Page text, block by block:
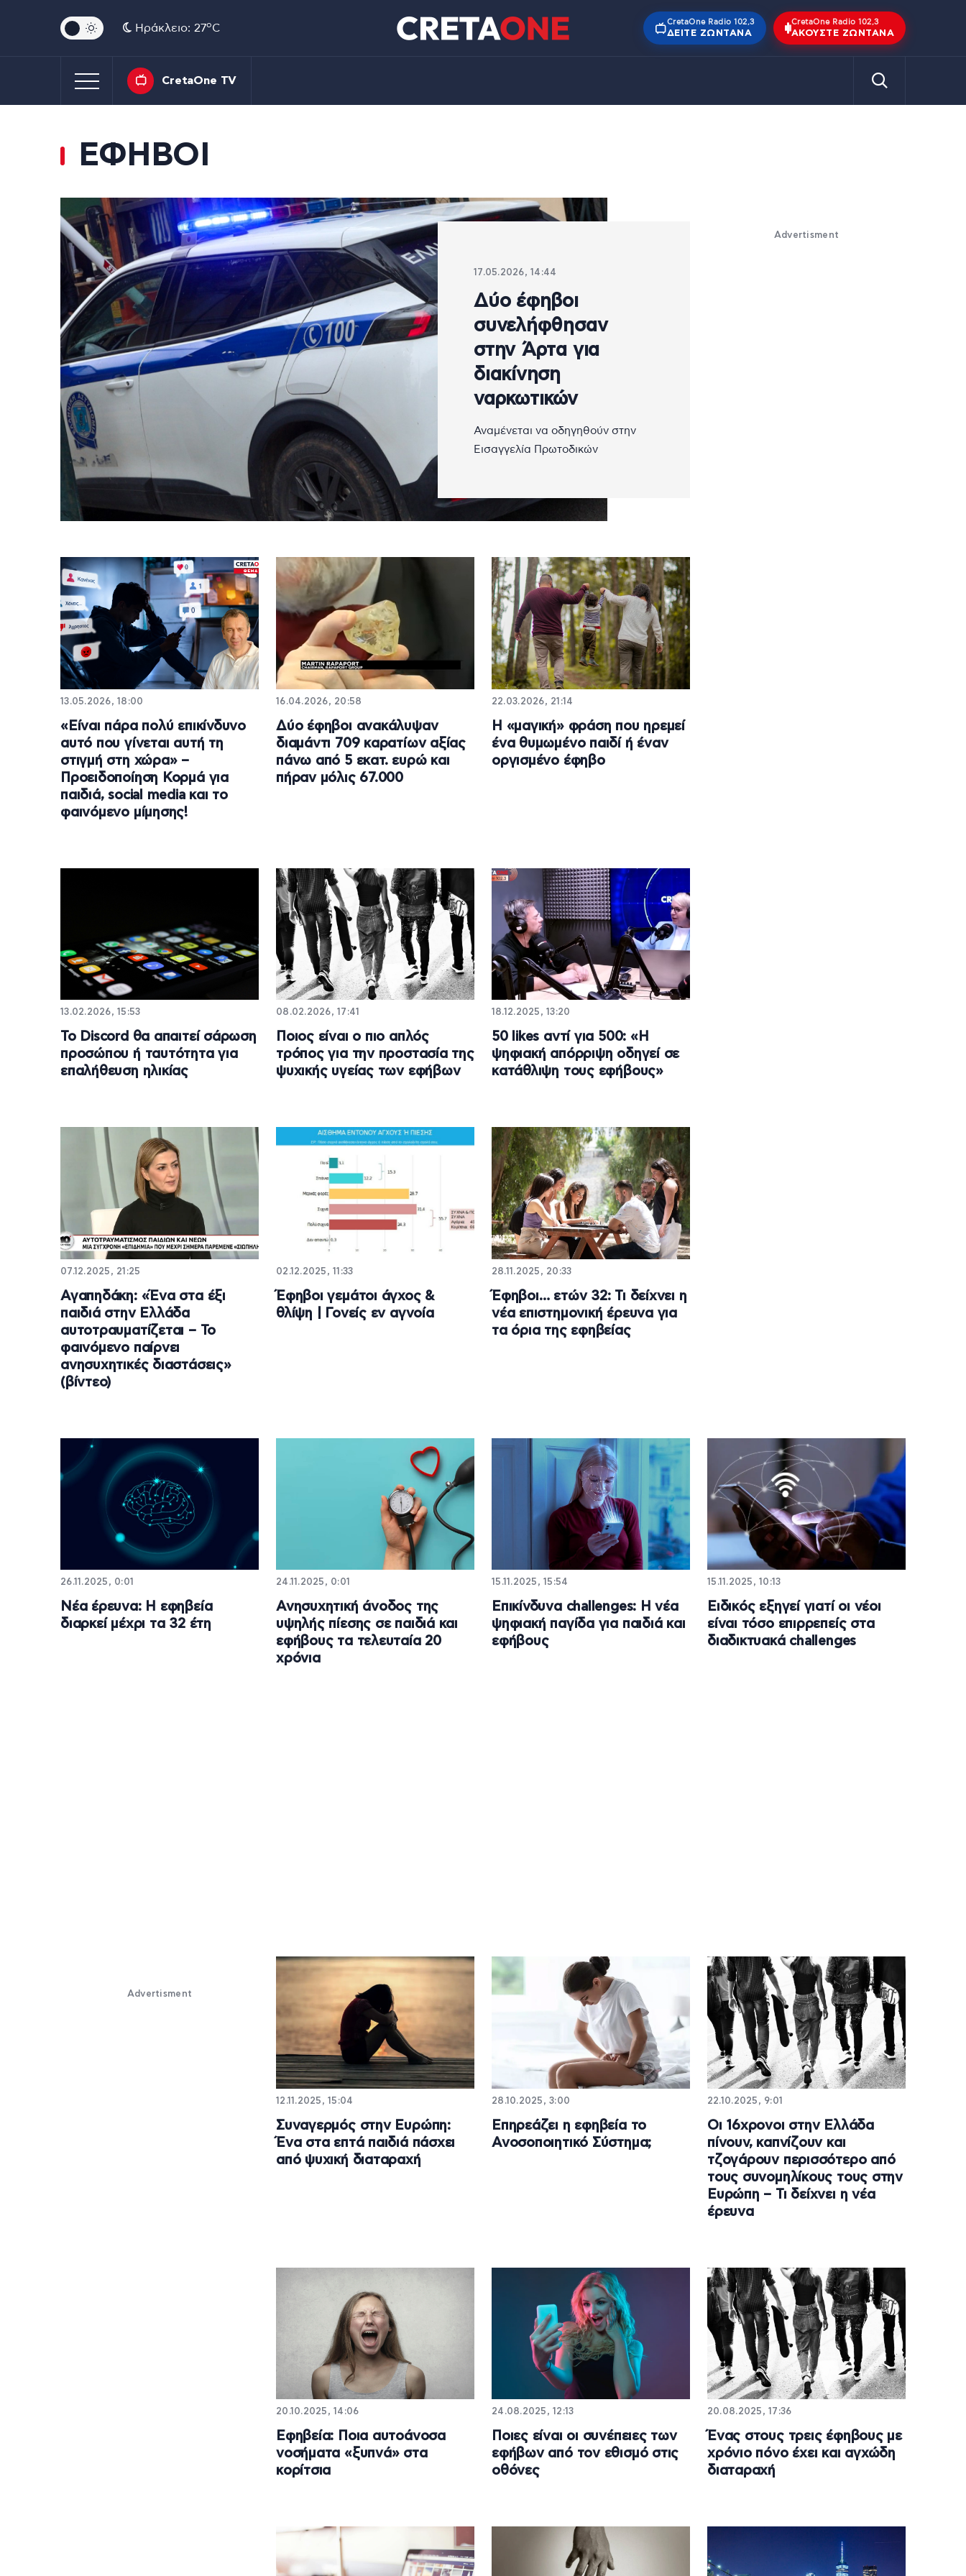
Ηράκλειο: 27oC
CretaOne Radio 102,3
ΔΕΊΤΕ ΖΩΝΤΑΝΆ
CretaOne Radio 102,3
ΑΚΟΎΣΤΕ ΖΩΝΤΑΝΆ
CretaOne TV
ΕΦΗΒΟΙ
17.05.2026, 14:44
Δύο έφηβοι
συνελήφθησαν
στην Άρτα για
διακίνηση
ναρκωτικών
Αναμένεται να οδηγηθούν στην
Εισαγγελία Πρωτοδικών
13.05.2026, 18:00
«Είναι πάρα πολύ επικίνδυνο
αυτό που γίνεται αυτή τη
στιγμή στη χώρα» –
Προειδοποίηση Κορμά για
παιδιά, social media και το
φαινόμενο μίμησης!
16.04.2026, 20:58
Δύο έφηβοι ανακάλυψαν
διαμάντι 709 καρατίων αξίας
πάνω από 5 εκατ. ευρώ και
πήραν μόλις 67.000
22.03.2026, 21:14
Η «μαγική» φράση που ηρεμεί
ένα θυμωμένο παιδί ή έναν
οργισμένο έφηβο
13.02.2026, 15:53
Το Discord θα απαιτεί σάρωση
προσώπου ή ταυτότητα για
επαλήθευση ηλικίας
08.02.2026, 17:41
Ποιος είναι ο πιο απλός
τρόπος για την προστασία της
ψυχικής υγείας των εφήβων
18.12.2025, 13:20
50 likes αντί για 500: «Η
ψηφιακή απόρριψη οδηγεί σε
κατάθλιψη τους εφήβους»
07.12.2025, 21:25
Αγαπηδάκη: «Ένα στα έξι
παιδιά στην Ελλάδα
αυτοτραυματίζεται – Το
φαινόμενο παίρνει
ανησυχητικές διαστάσεις»
(βίντεο)
02.12.2025, 11:33
Έφηβοι γεμάτοι άγχος &
θλίψη | Γονείς εν αγνοία
28.11.2025, 20:33
Έφηβοι… ετών 32: Τι δείχνει η
νέα επιστημονική έρευνα για
τα όρια της εφηβείας
Advertisment
26.11.2025, 0:01
Νέα έρευνα: Η εφηβεία
διαρκεί μέχρι τα 32 έτη
24.11.2025, 0:01
Ανησυχητική άνοδος της
υψηλής πίεσης σε παιδιά και
εφήβους τα τελευταία 20
χρόνια
15.11.2025, 15:54
Επικίνδυνα challenges: Η νέα
ψηφιακή παγίδα για παιδιά και
εφήβους
15.11.2025, 10:13
Ειδικός εξηγεί γιατί οι νέοι
είναι τόσο επιρρεπείς στα
διαδικτυακά challenges
Advertisment
12.11.2025, 15:04
Συναγερμός στην Ευρώπη:
Ένα στα επτά παιδιά πάσχει
από ψυχική διαταραχή
28.10.2025, 3:00
Επηρεάζει η εφηβεία το
Ανοσοποιητικό Σύστημα;
22.10.2025, 9:01
Οι 16χρονοι στην Ελλάδα
πίνουν, καπνίζουν και
τζογάρουν περισσότερο από
τους συνομηλίκους τους στην
Ευρώπη – Τι δείχνει η νέα
έρευνα
20.10.2025, 14:06
Εφηβεία: Ποια αυτοάνοσα
νοσήματα «ξυπνά» στα
κορίτσια
24.08.2025, 12:13
Ποιες είναι οι συνέπειες των
εφήβων από τον εθισμό στις
οθόνες
20.08.2025, 17:36
Ένας στους τρεις έφηβους με
χρόνιο πόνο έχει και αγχώδη
διαταραχή